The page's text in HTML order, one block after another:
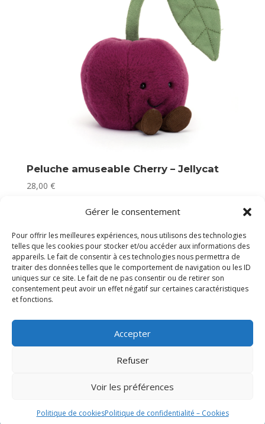
Gérer le consentement
Pour offrir les meilleures expériences, nous utilisons des technologies
telles que les cookies pour stocker et/ou accéder aux informations des
appareils. Le fait de consentir à ces technologies nous permettra de
traiter des données telles que le comportement de navigation ou les ID
uniques sur ce site. Le fait de ne pas consentir ou de retirer son
consentement peut avoir un effet négatif sur certaines caractéristiques
et fonctions.
Accepter
Refuser
Voir les préférences
Politique de cookiesPolitique de confidentialité – Cookies
Peluche amuseable Cherry – Jellycat
28,00 €